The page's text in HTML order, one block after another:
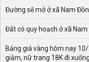
- Thông tin quy
gian sử dụng khu đất
- Sơ đồ khu đất nằm
Đường sẽ mở ở xã Nam
Đất có quy hoạch ở xã
Bảng giá vàng hôm nay
giảm, nữ trang 18K đi xuống